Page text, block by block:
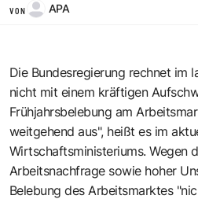
VON APA
Die Bundesregierung rechnet im
nicht mit einem kräftigen
Frühjahrsbelebung am
weitgehend aus", heißt es im
Wirtschaftsministeriums. Wegen
Arbeitsnachfrage sowie hoher
Belebung des Arbeitsmarktes